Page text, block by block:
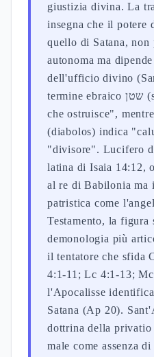
giustizia divina. La
insegna che il potere
quello di Satana, non
autonoma ma
dell'ufficio divino
termine ebraico שטן (satan) significa "colui
che ostruisce",
(diabolos) indica
"divisore". Lucifero
latina di Isaia 14:12,
al re di Babilonia ma
patristica come
Testamento, la figura
demonologia più
il tentatore che sfida
4:1-11; Lc 4:1-13;
l'Apocalisse
Satana (Ap 20).
dottrina della
male come assenza